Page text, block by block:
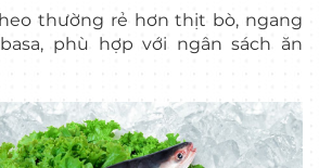
thường rẻ hơn thịt bò, ngang
phù hợp với ngân sách ăn